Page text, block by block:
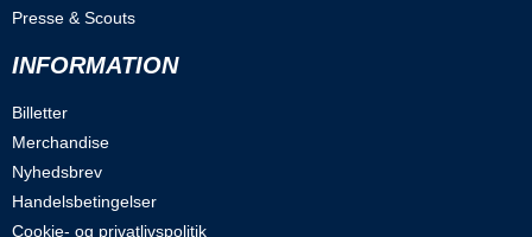
Presse & Scouts
INFORMATION
Billetter
Merchandise
Nyhedsbrev
Handelsbetingelser
Cookie- og privatlivspolitik